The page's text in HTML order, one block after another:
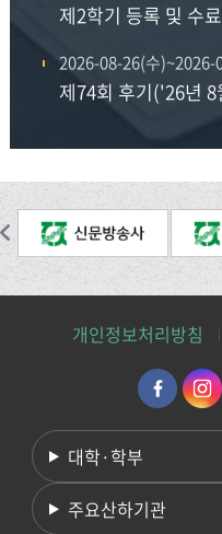
제2학기 등록 및 수
2026-08-26(수)~2026-
개인정보처리방침
대학·학부
주요산하기관